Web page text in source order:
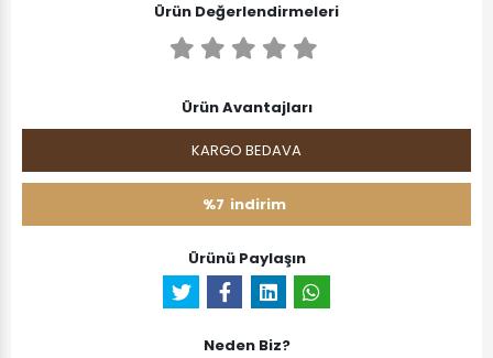
Ürün Değerlendirmeleri
Ürün Avantajları
KARGO BEDAVA
%7 indirim
Ürünü Paylaşın
Neden Biz?